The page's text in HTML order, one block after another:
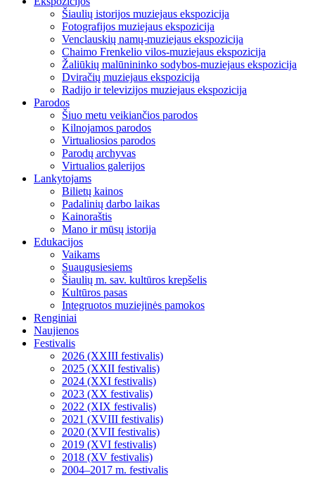
Šiaulių istorijos muziejaus ekspozicija
Fotografijos muziejaus ekspozicija
Venclauskių namų-muziejaus ekspozicija
Chaimo Frenkelio vilos-muziejaus ekspozicija
Žaliūkių malūnininko sodybos-muziejaus ekspozicija
Dviračių muziejaus ekspozicija
Radijo ir televizijos muziejaus ekspozicija
Parodos
Šiuo metu veikiančios parodos
Kilnojamos parodos
Virtualiosios parodos
Parodų archyvas
Virtualios galerijos
Lankytojams
Bilietų kainos
Padalinių darbo laikas
Kainoraštis
Mano ir mūsų istorija
Edukacijos
Vaikams
Suaugusiesiems
Šiaulių m. sav. kultūros krepšelis
Kultūros pasas
Integruotos muziejinės pamokos
Renginiai
Naujienos
Festivalis
2026 (XXIII festivalis)
2025 (XXII festivalis)
2024 (XXI festivalis)
2023 (XX festivalis)
2022 (XIX festivalis)
2021 (XVIII festivalis)
2020 (XVII festivalis)
2019 (XVI festivalis)
2018 (XV festivalis)
2004–2017 m. festivalis